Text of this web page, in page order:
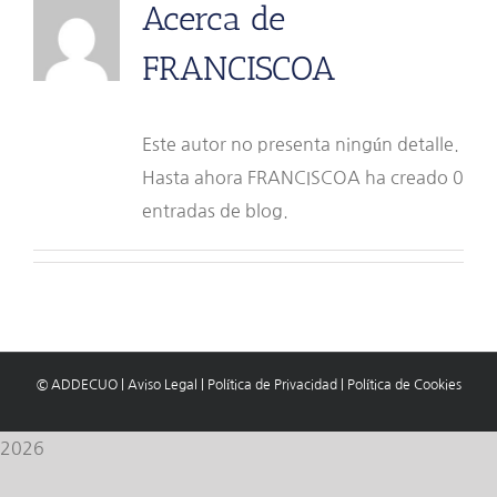
Acerca de
FRANCISCOA
Este autor no presenta ningún detalle.
Hasta ahora FRANCISCOA ha creado 0
entradas de blog.
© ADDECUO Aviso Legal Política de Privacidad Política de Cookies
2026